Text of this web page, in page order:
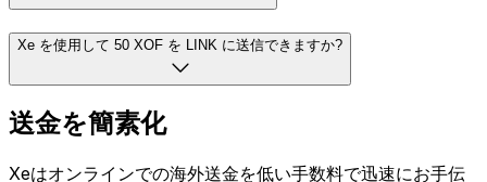
Xe を使用して 50 XOF を LINK に送信できますか?
送金を簡素化
Xeはオンラインでの海外送金を低い手数料で迅速にお手伝